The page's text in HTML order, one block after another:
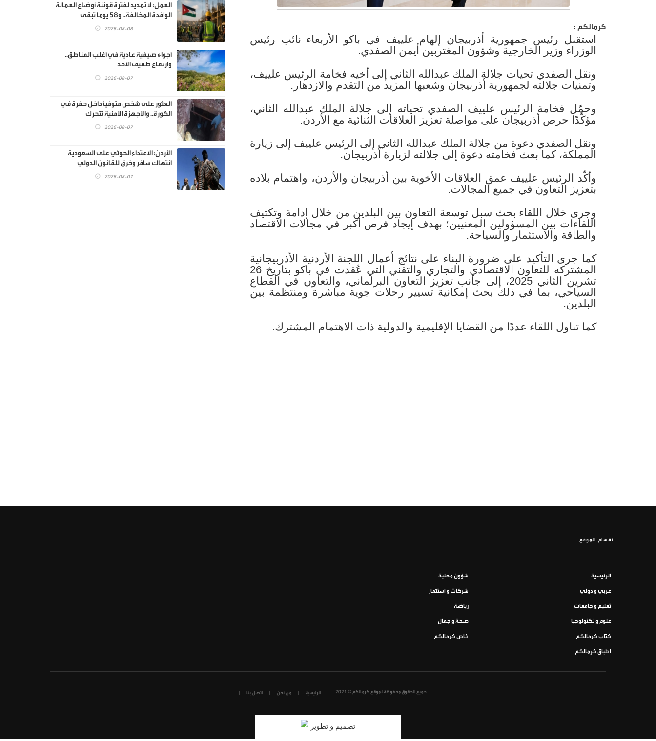
كرمالكم :
استقبل رئيس جمهورية أذربيجان إلهام علييف في باكو الأربعاء نائب رئيس
الوزراء وزير الخارجية وشؤون المغتربين أيمن الصفدي.
ونقل الصفدي تحيات جلالة الملك عبدالله الثاني إلى أخيه فخامة الرئيس علييف،
وتمنيات جلالته لجمهورية أذربيجان وشعبها المزيد من التقدم والازدهار.
وحمّل فخامة الرئيس علييف الصفدي تحياته إلى جلالة الملك عبدالله الثاني،
مؤكّدًا حرص أذربيجان على مواصلة تعزيز العلاقات الثنائية مع الأردن.
ونقل الصفدي دعوة من جلالة الملك عبدالله الثاني إلى الرئيس علييف إلى زيارة
المملكة، كما بعث فخامته دعوة إلى جلالته لزيارة أذربيجان.
وأكّد الرئيس علييف عمق العلاقات الأخوية بين أذربيجان والأردن، واهتمام بلاده
بتعزيز التعاون في جميع المجالات.
وجرى خلال اللقاء بحث سبل توسعة التعاون بين البلدين من خلال إدامة وتكثيف
اللقاءات بين المسؤولين المعنيين؛ بهدف إيجاد فرص أكبر في مجالات الاقتصاد
والطاقة والاستثمار والسياحة.
كما جرى التأكيد على ضرورة البناء على نتائج أعمال اللجنة الأردنية الأذربيجانية
المشتركة للتعاون الاقتصادي والتجاري والتقني التي عُقدت في باكو بتاريخ 26
تشرين الثاني 2025، إلى جانب تعزيز التعاون البرلماني، والتعاون في القطاع
السياحي، بما في ذلك بحث إمكانية تسيير رحلات جوية مباشرة ومنتظمة بين
البلدين.
كما تناول اللقاء عددًا من القضايا الإقليمية والدولية ذات الاهتمام المشترك.
العمل: لا تمديد لفترة قوننة أوضاع العمالة
الوافدة المخالفة.. و58 يوما تبقى
2026-08-08
أجواء صيفية عادية في أغلب المناطق..
وارتفاع طفيف الأحد
2026-08-07
العثور على شخص متوفيًا داخل حفرة في
الكورة.. والأجهزة الأمنية تتحرك
2026-08-07
الأردن: الاعتداء الحوثي على السعودية
انتهاك سافر وخرق للقانون الدولي
2026-08-07
أقسام الموقع
الرئيسية شؤون محلية
عربي و دولي شركات و استثمار
تعليم و جامعات رياضة
علوم و تكنولوجيا صحة و جمال
كتاب كرمالكم خاص كرمالكم
اطباق كرمالكم
جميع الحقوق محفوظة لموقع كرمالكم © 2021 اتصل بنا من نحن الرئيسية
تصميم و تطوير